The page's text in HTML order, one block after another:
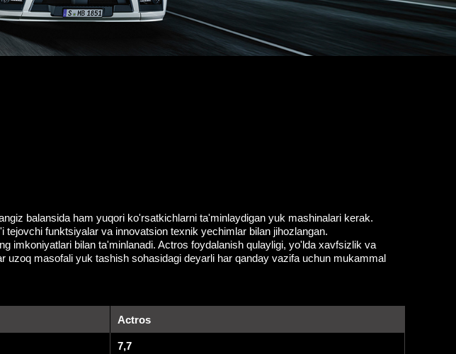
balansida ham yuqori ko'rsatkichlarni ta'minlaydigan yuk mashinalari kerak.
funktsiyalar va innovatsion texnik yechimlar bilan jihozlangan.
imkoniyatlari bilan ta'minlanadi. Actros foydalanish qulayligi, yo'lda xavfsizlik va
masofali yuk tashish sohasidagi deyarli har qanday vazifa uchun mukammal
Actros
7,7